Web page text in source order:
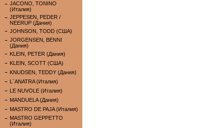
JACONO, TONINO
(Италия)
JEPPESEN, PEDER /
NEERUP (Дания)
JOHNSON, TODD (США)
JORGENSEN, BENNI
(Дания)
KLEIN, PETER (Дания)
KLEIN, SCOTT (США)
KNUDSEN, TEDDY (Дания)
L`ANATRA (Италия)
LE NUVOLE (Италия)
MANDUELA (Дания)
MASTRO DE PAJA (Италия)
MASTRO GEPPETTO
(Италия)